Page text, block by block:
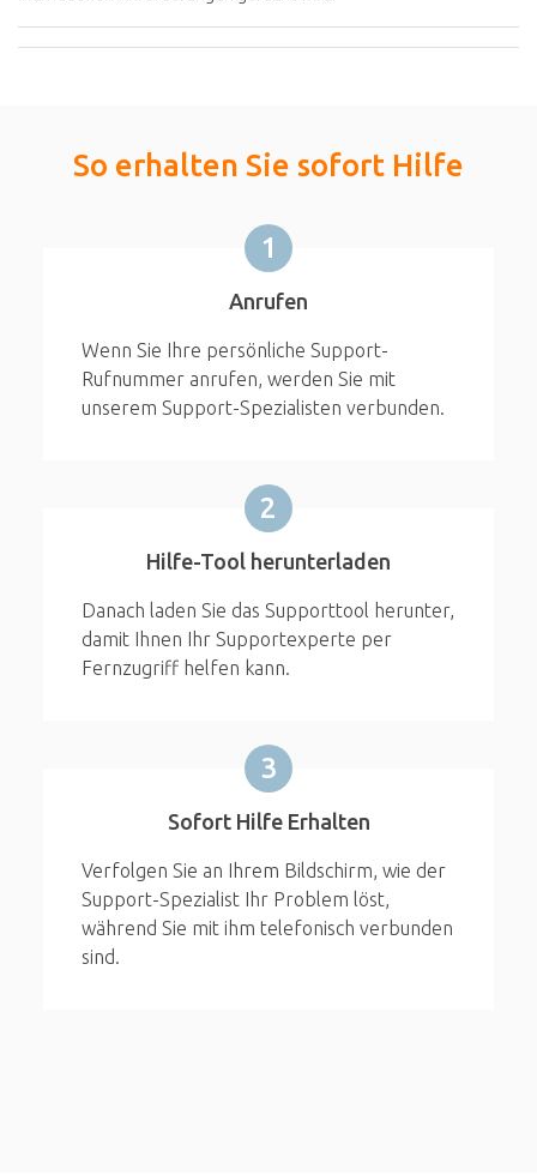
So erhalten Sie sofort Hilfe
1
Anrufen
Wenn Sie Ihre persönliche Support-
Rufnummer anrufen, werden Sie mit
unserem Support-Spezialisten verbunden.
2
Hilfe-Tool herunterladen
Danach laden Sie das Supporttool herunter,
damit Ihnen Ihr Supportexperte per
Fernzugriff helfen kann.
3
Sofort Hilfe Erhalten
Verfolgen Sie an Ihrem Bildschirm, wie der
Support-Spezialist Ihr Problem löst,
während Sie mit ihm telefonisch verbunden
sind.